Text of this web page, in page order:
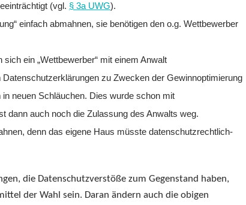
(vgl. § 3a UWG).
einfach abmahnen, sie benötigen den o.g. Wettbewerber
ein „Wettbewerber“ mit einem Anwalt
zu Zwecken der Gewinnoptimierung
neuen Schläuchen. Dies wurde schon mit
dann auch noch die Zulassung des Anwalts weg.
denn das eigene Haus müsste datenschutzrechtlich-
die Datenschutzverstöße zum Gegenstand haben,
der Wahl sein. Daran ändern auch die obigen